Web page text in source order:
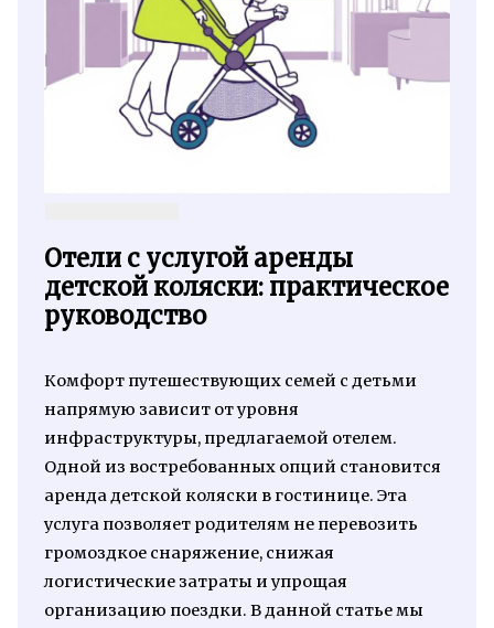
Отели с услугой аренды
детской коляски: практическое
руководство
Комфорт путешествующих семей с детьми
напрямую зависит от уровня
инфраструктуры, предлагаемой отелем.
Одной из востребованных опций становится
аренда детской коляски в гостинице. Эта
услуга позволяет родителям не перевозить
громоздкое снаряжение, снижая
логистические затраты и упрощая
организацию поездки. В данной статье мы